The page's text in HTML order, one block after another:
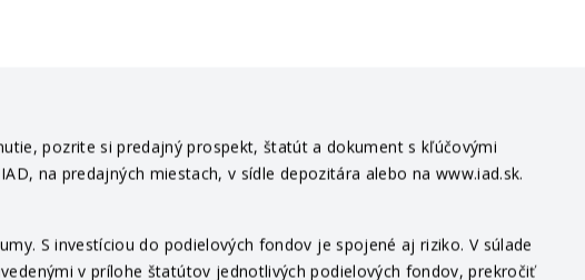
pozrite si predajný prospekt, štatút a dokument s kľúčovými
na predajných miestach, v sídle depozitára alebo na www.iad.sk.
S investíciou do podielových fondov je spojené aj riziko. V súlade